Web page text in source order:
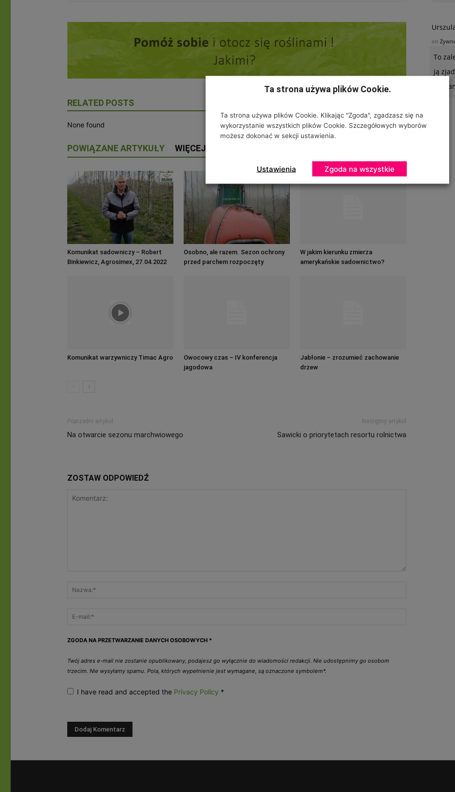
RELATED POSTS
None found
POWIĄZANE ARTYKUŁY WIĘCEJ OD AUTORA
Komunikat sadowniczy – Robert
Binkiewicz, Agrosimex, 27.04.2022
Osobno, ale razem. Sezon ochrony
przed parchem rozpoczęty
W jakim kierunku zmierza
amerykańskie sadownictwo?
Komunikat warzywniczy Timac Agro
Owocowy czas – IV konferencja
jagodowa
Jabłonie – zrozumieć zachowanie
drzew
Poprzedni artykuł
Na otwarcie sezonu marchwiowego
Następny artykuł
Sawicki o priorytetach resortu rolnictwa
ZOSTAW ODPOWIEDŹ
ZGODA NA PRZETWARZANIE DANYCH OSOBOWYCH *
Twój adres e-mail nie zostanie opublikowany, podajesz go wyłącznie do wiadomości redakcji. Nie udostępnimy go osobom
trzecim. Nie wysyłamy spamu. Pola, których wypełnienie jest wymagane, są oznaczone symbolem*.
I have read and accepted the Privacy Policy *
on
To
ją
Ta strona używa plików Cookie.
Ta strona używa plików Cookie. Klikając "Zgoda", zgadzasz się na
wykorzystanie wszystkich plików Cookie. Szczegółowych wyborów
możesz dokonać w sekcji ustawienia.
Ustawienia Zgoda na wszystkie